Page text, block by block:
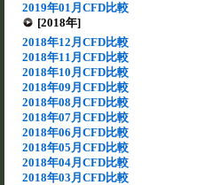
2019年01月CFD比較
[2018年]
2018年12月CFD比較
2018年11月CFD比較
2018年10月CFD比較
2018年09月CFD比較
2018年08月CFD比較
2018年07月CFD比較
2018年06月CFD比較
2018年05月CFD比較
2018年04月CFD比較
2018年03月CFD比較